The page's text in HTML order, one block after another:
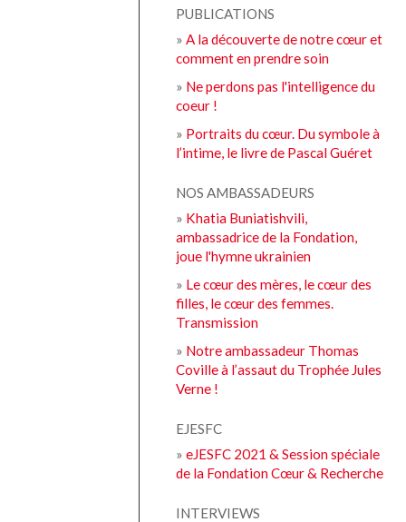
PUBLICATIONS
»A la découverte de notre cœur et
comment en prendre soin
» Ne perdons pas l'intelligence du
coeur !
» Portraits du cœur. Du symbole à
l’intime, le livre de Pascal Guéret
NOS AMBASSADEURS
» Khatia Buniatishvili,
ambassadrice de la Fondation,
joue l'hymne ukrainien
» Le cœur des mères, le cœur des
filles, le cœur des femmes.
Transmission
» Notre ambassadeur Thomas
Coville à l’assaut du Trophée Jules
Verne !
EJESFC
»eJESFC 2021 & Session spéciale
de la Fondation Cœur & Recherche
INTERVIEWS